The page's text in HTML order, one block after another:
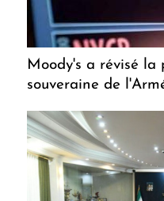
Moody's a révisé la
souveraine de